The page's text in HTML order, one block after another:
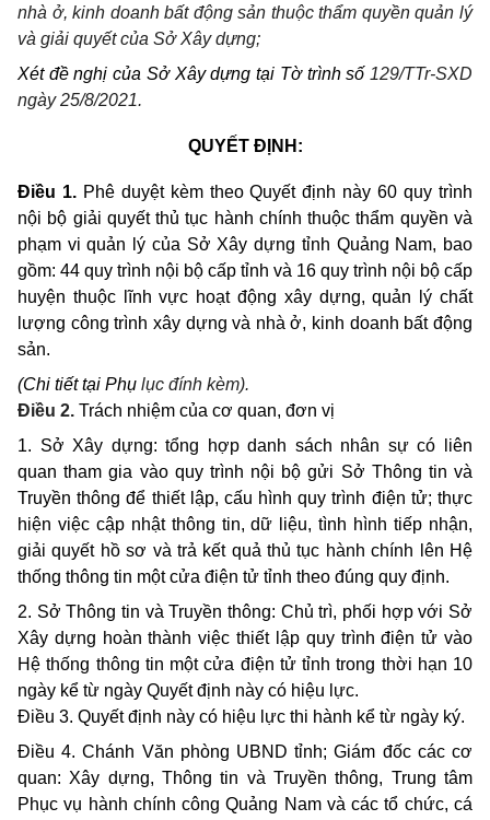
nhà ở, kinh doanh bất động sản thuộc thẩm quyền quản lý
và giải quyết của Sở Xây dựng;
Xét đề nghị của SởXây dựng tại Tờtrình số 129/TTr-SXD
ngày 25/8/2021.
QUYẾT ĐỊNH:
Điều 1. Phê duyệt kèm theo Quyết định này 60 quy trình
nội bộ giải quyết thủ tục hành chính thuộc thẩm quyền và
phạm vi quản lý của Sở Xây dựng tỉnh Quảng Nam, bao
gồm: 44 quy trình nội bộ cấp tỉnh và 16 quy trình nội bộ cấp
huyện thuộc lĩnh vực hoạt động xây dựng, quản lý chất
lượng công trình xây dựng và nhà ở, kinh doanh bất động
sản.
(Chi tiết tại Phụ lục đính kèm).
Điều 2. Trách nhiệm của cơ quan, đơn vị
1. Sở Xây dựng: tổng hợpdanh sách nhân sự có liên
quan tham gia vào quy trình nội bộ gửi Sở Thông tinvà
Truyền thông để thiết lập, cấu hìnhquytrình điện tử; thực
hiện việc cập nhật thông tin,dữ liệu, tình hình tiếp nhận,
giải quyết hồ sơ và trả kết quả thủ tục hành chính lên Hệ
thống thông tin một cửa điện tử tỉnh theo đúng quy định.
2. Sở Thôngtin và Truyền thông: Chủ trì, phối hợp với Sở
Xây dựng hoàn thành việc thiết lập quy trình điện tử vào
Hệ thống thông tin một cửa điện tử tỉnhtrong thời hạn 10
ngày kể từ ngày Quyết định này có hiệu lực.
Điều 3. Quyết định này có hiệu lực thi hành kể từ ngày ký.
Điều 4. Chánh Văn phòng UBNDtỉnh; Giám đốc các cơ
quan: Xây dựng, Thôngtin và Truyền thông, Trungtâm
Phục vụ hành chính công Quảng Nam và các tổ chức, cá